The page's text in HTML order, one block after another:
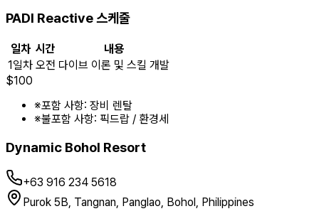
PADI Reactive 스케줄
일차 시간
내용
1일차 오전 다이브 이론 및 스킬 개발
$100
※포함 사항: 장비 렌탈
※불포함 사항: 픽드랍 / 환경세
Dynamic Bohol Resort
+63 916 234 5618
Purok 5B, Tangnan, Panglao, Bohol, Philippines